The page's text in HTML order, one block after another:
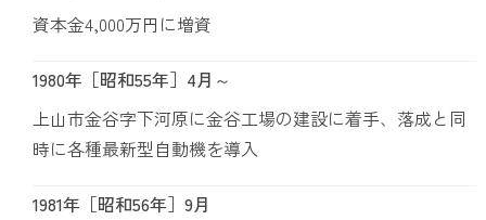
資本金4,000万円に増資
1980年［昭和55年］4月～
上山市金谷字下河原に金谷工場の建設に着手、落成と同
時に各種最新型自動機を導入
1981年［昭和56年］9月